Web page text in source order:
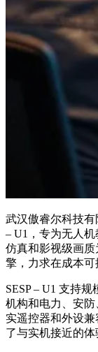
武汉傲睿尔科技有
– U1，专为无人
仿真和影视级画质
擎，力求在成本可
SESP – U1 支持
机构和电力、安
实遥控器和外设
了与实机接近的体